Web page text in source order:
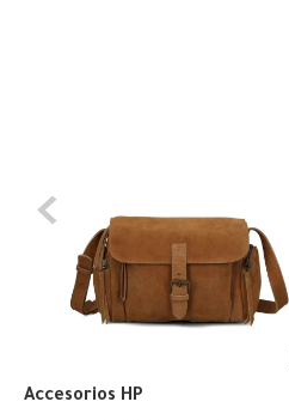
Accesorios HP